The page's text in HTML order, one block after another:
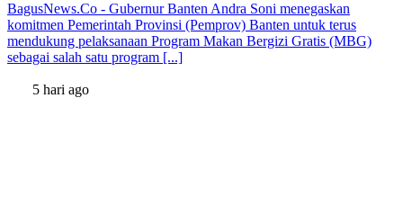
BagusNews.Co - Gubernur Banten Andra Soni menegaskan
komitmen Pemerintah Provinsi (Pemprov) Banten untuk terus
mendukung pelaksanaan Program Makan Bergizi Gratis (MBG)
sebagai salah satu program [...]
5 hari ago